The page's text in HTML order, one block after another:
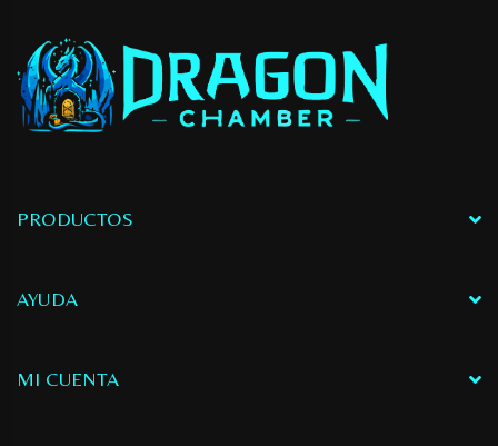
PRODUCTOS
AYUDA
MI CUENTA